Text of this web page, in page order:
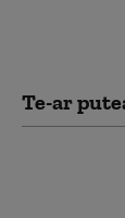
Te-ar